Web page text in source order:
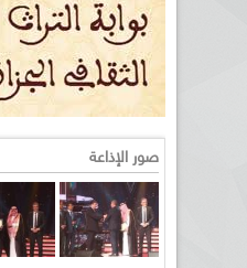
صور الإذاعة